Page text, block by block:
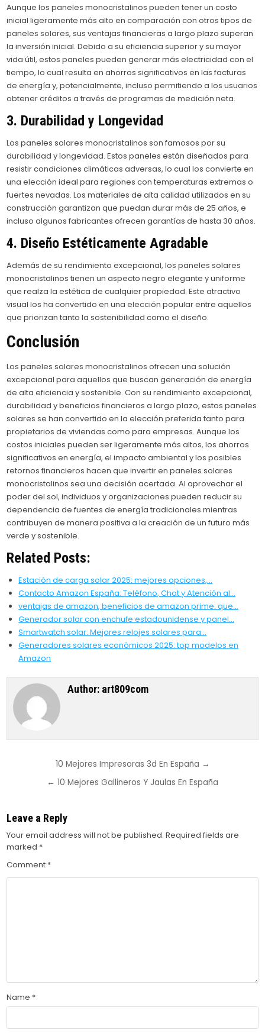
Aunque los paneles monocristalinos pueden tener un costo
inicial ligeramente más alto en comparación con otros tipos de
paneles solares, sus ventajas financieras a largo plazo superan
la inversión inicial. Debido a su eficiencia superior y su mayor
vida útil, estos paneles pueden generar más electricidad con el
tiempo, lo cual resulta en ahorros significativos en las facturas
de energía y, potencialmente, incluso permitiendo a los usuarios
obtener créditos a través de programas de medición neta.
3. Durabilidad y Longevidad
Los paneles solares monocristalinos son famosos por su
durabilidad y longevidad. Estos paneles están diseñados para
resistir condiciones climáticas adversas, lo cual los convierte en
una elección ideal para regiones con temperaturas extremas o
fuertes nevadas. Los materiales de alta calidad utilizados en su
construcción garantizan que puedan durar más de 25 años, e
incluso algunos fabricantes ofrecen garantías de hasta 30 años.
4. Diseño Estéticamente Agradable
Además de su rendimiento excepcional, los paneles solares
monocristalinos tienen un aspecto negro elegante y uniforme
que realza la estética de cualquier propiedad. Este atractivo
visual los ha convertido en una elección popular entre aquellos
que priorizan tanto la sostenibilidad como el diseño.
Conclusión
Los paneles solares monocristalinos ofrecen una solución
excepcional para aquellos que buscan generación de energía
de alta eficiencia y sostenible. Con su rendimiento excepcional,
durabilidad y beneficios financieros a largo plazo, estos paneles
solares se han convertido en la elección preferida tanto para
propietarios de viviendas como para empresas. Aunque los
costos iniciales pueden ser ligeramente más altos, los ahorros
significativos en energía, el impacto ambiental y los posibles
retornos financieros hacen que invertir en paneles solares
monocristalinos sea una decisión acertada. Al aprovechar el
poder del sol, individuos y organizaciones pueden reducir su
dependencia de fuentes de energía tradicionales mientras
contribuyen de manera positiva a la creación de un futuro más
verde y sostenible.
Related Posts:
Estación de carga solar 2025: mejores opciones,…
Contacto Amazon España: Teléfono, Chat y Atención al…
ventajas de amazon, beneficios de amazon prime: que…
Generador solar con enchufe estadounidense y panel…
Smartwatch solar: Mejores relojes solares para…
Generadores solares económicos 2025: top modelos en
Amazon
Author: art809com
navigation
10 Mejores Impresoras 3d En España →
← 10 Mejores Gallineros Y Jaulas En España
Leave a Reply
Your email address will not be published. Required fields are
marked *
Comment *
Name *